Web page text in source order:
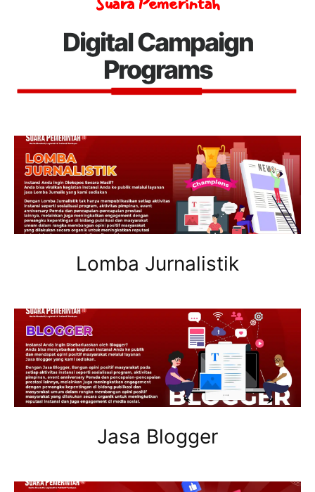
Digital Campaign
Programs
Lomba Jurnalistik
Jasa Blogger